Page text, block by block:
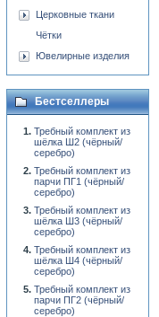
Церковные ткани
Чётки
Ювелирные изделия
Бестселлеры
Требный комплект из
шёлка Ш2 (чёрный/
серебро)
Требный комплект из
парчи ПГ1 (чёрный/
серебро)
Требный комплект из
шёлка Ш3 (чёрный/
серебро)
Требный комплект из
шёлка Ш4 (чёрный/
серебро)
Требный комплект из
парчи ПГ2 (чёрный/
серебро)